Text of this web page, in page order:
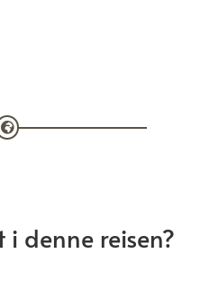
i denne reisen?